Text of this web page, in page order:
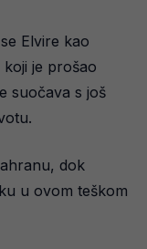
Elvire kao
je prošao
suočava s još
dok
u ovom teškom